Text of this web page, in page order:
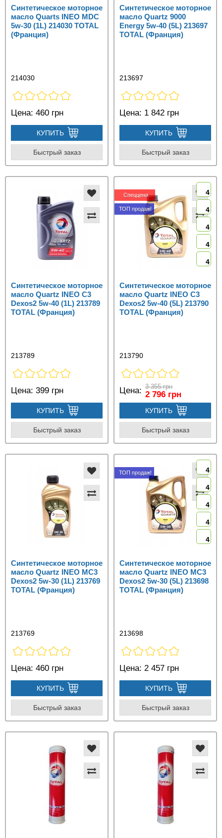
Синтетическое моторное
масло Quarts INEO MDC
5w-30 (1L) 214030 TOTAL
(Франция)
214030
Цена: 460 грн
КУПИТЬ
Быстрый заказ
Синтетическое моторное
масло Quartz 9000
Energy 5w-40 (5L) 213697
TOTAL (Франция)
213697
Цена: 1 842 грн
КУПИТЬ
Быстрый заказ
Синтетическое моторное
масло Quartz INEO C3
Dexos2 5w-40 (1L) 213789
TOTAL (Франция)
213789
Цена: 399 грн
КУПИТЬ
Быстрый заказ
Cпеццена
ТОП продаж!
4
4
4
4
4
Синтетическое моторное
масло Quartz INEO C3
Dexos2 5w-40 (5L) 213790
TOTAL (Франция)
213790
Цена: 3 355 грн
2 796 грн
КУПИТЬ
Быстрый заказ
Синтетическое моторное
масло Quartz INEO MC3
Dexos2 5w-30 (1L) 213769
TOTAL (Франция)
213769
Цена: 460 грн
КУПИТЬ
Быстрый заказ
ТОП продаж! 4
4
4
4
4
Синтетическое моторное
масло Quartz INEO MC3
Dexos2 5w-30 (5L) 213698
TOTAL (Франция)
213698
Цена: 2 457 грн
КУПИТЬ
Быстрый заказ